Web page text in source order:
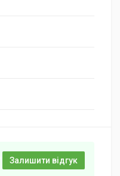
Залишити відгук